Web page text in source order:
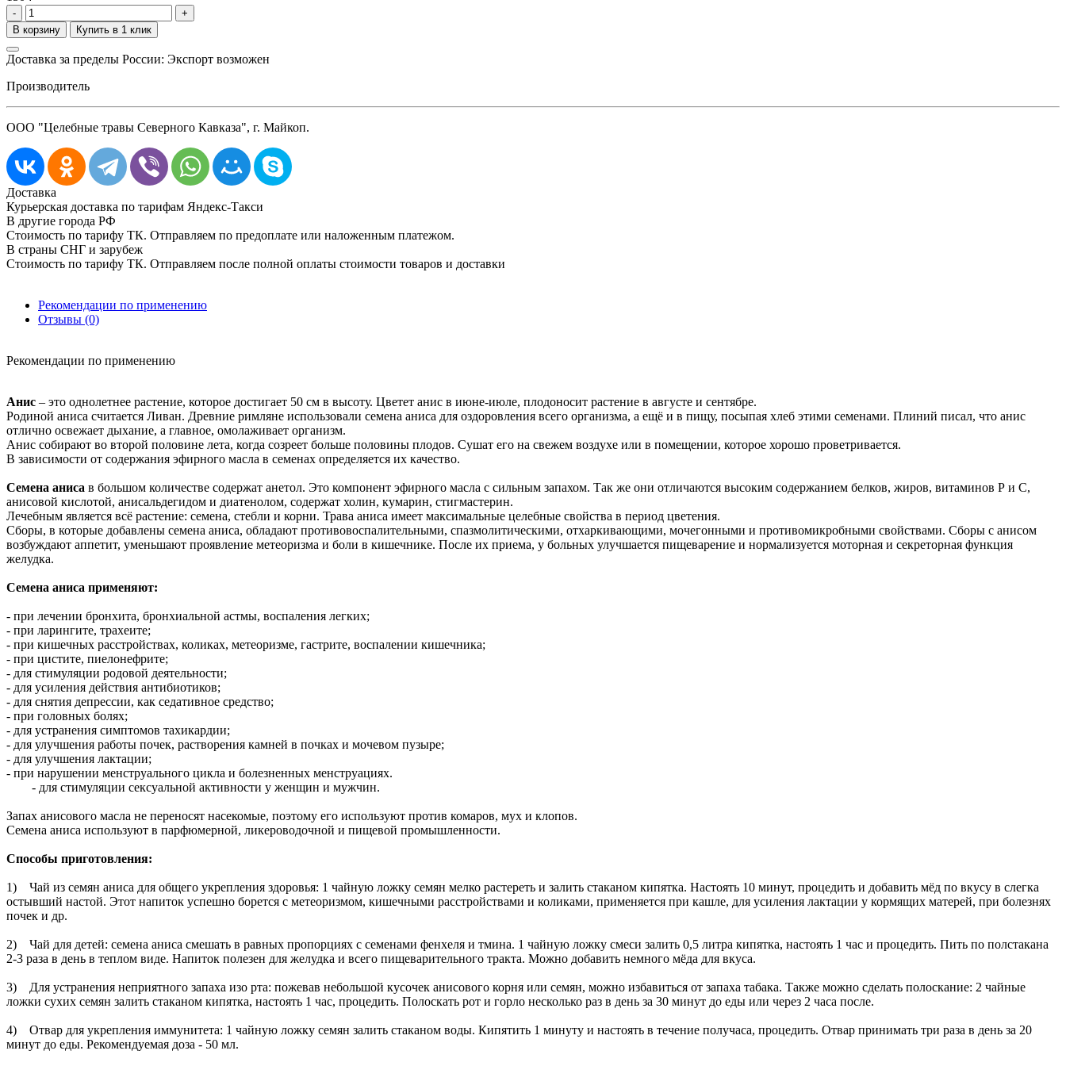
- +
Доставка за пределы России: Экспорт возможен
Производитель
ООО "Целебные травы Северного Кавказа", г. Майкоп.
Доставка
Курьерская доставка по тарифам Яндекс-Такси
В другие города РФ
Стоимость по тарифу ТК. Отправляем по предоплате или наложенным платежом.
В страны СНГ и зарубеж
Стоимость по тарифу ТК. Отправляем после полной оплаты стоимости товаров и доставки
Рекомендации по применению
Отзывы (0)
Рекомендации по применению
Анис – это однолетнее растение, которое достигает 50 см в высоту. Цветет анис в июне-июле, плодоносит растение в августе и сентябре.
Родиной аниса считается Ливан. Древние римляне использовали семена аниса для оздоровления всего организма, а ещё и в пищу, посыпая хлеб этими семенами. Плиний писал, что анис
отлично освежает дыхание, а главное, омолаживает организм.
Анис собирают во второй половине лета, когда созреет больше половины плодов. Сушат его на свежем воздухе или в помещении, которое хорошо проветривается.
В зависимости от содержания эфирного масла в семенах определяется их качество.
Семена аниса в большом количестве содержат анетол. Это компонент эфирного масла с сильным запахом. Так же они отличаются высоким содержанием белков, жиров, витаминов Р и С,
анисовой кислотой, анисальдегидом и диатенолом, содержат холин, кумарин, стигмастерин.
Лечебным является всё растение: семена, стебли и корни. Трава аниса имеет максимальные целебные свойства в период цветения.
Сборы, в которые добавлены семена аниса, обладают противовоспалительными, спазмолитическими, отхаркивающими, мочегонными и противомикробными свойствами. Сборы с анисом
возбуждают аппетит, уменьшают проявление метеоризма и боли в кишечнике. После их приема, у больных улучшается пищеварение и нормализуется моторная и секреторная функция
желудка.
Семена аниса применяют:
- при лечении бронхита, бронхиальной астмы, воспаления легких;
- при ларингите, трахеите;
- при кишечных расстройствах, коликах, метеоризме, гастрите, воспалении кишечника;
- при цистите, пиелонефрите;
- для стимуляции родовой деятельности;
- для усиления действия антибиотиков;
- для снятия депрессии, как седативное средство;
- при головных болях;
- для устранения симптомов тахикардии;
- для улучшения работы почек, растворения камней в почках и мочевом пузыре;
- для улучшения лактации;
- при нарушении менструального цикла и болезненных менструациях.
- для стимуляции сексуальной активности у женщин и мужчин.
Запах анисового масла не переносят насекомые, поэтому его используют против комаров, мух и клопов.
Семена аниса используют в парфюмерной, ликероводочной и пищевой промышленности.
Способы приготовления:
1) Чай из семян аниса для общего укрепления здоровья: 1 чайную ложку семян мелко растереть и залить стаканом кипятка. Настоять 10 минут, процедить и добавить мёд по вкусу в слегка
остывший настой. Этот напиток успешно борется с метеоризмом, кишечными расстройствами и коликами, применяется при кашле, для усиления лактации у кормящих матерей, при болезнях
почек и др.
2) Чай для детей: семена аниса смешать в равных пропорциях с семенами фенхеля и тмина. 1 чайную ложку смеси залить 0,5 литра кипятка, настоять 1 час и процедить. Пить по полстакана
2-3 раза в день в теплом виде. Напиток полезен для желудка и всего пищеварительного тракта. Можно добавить немного мёда для вкуса.
3) Для устранения неприятного запаха изо рта: пожевав небольшой кусочек анисового корня или семян, можно избавиться от запаха табака. Также можно сделать полоскание: 2 чайные
ложки сухих семян залить стаканом кипятка, настоять 1 час, процедить. Полоскать рот и горло несколько раз в день за 30 минут до еды или через 2 часа после.
4) Отвар для укрепления иммунитета: 1 чайную ложку семян залить стаканом воды. Кипятить 1 минуту и настоять в течение получаса, процедить. Отвар принимать три раза в день за 20
минут до еды. Рекомендуемая доза - 50 мл.